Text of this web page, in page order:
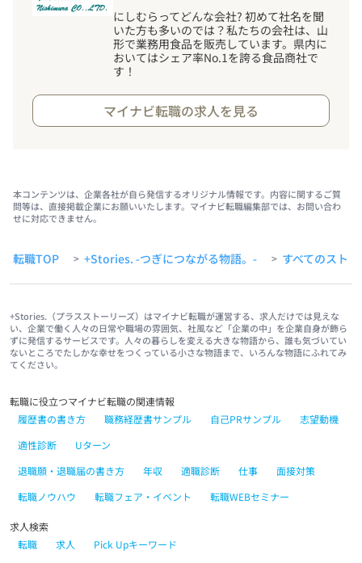
にしむらってどんな会社? 初めて社名を聞
いた方も多いのでは？私たちの会社は、山
形で業務用食品を販売しています。県内に
おいてはシェア率No.1を誇る食品商社で
す ！
マイナビ転職の求人を見る
本コンテンツは、企業各社が自ら発信するオリジナル情報です。内容に関するご質
問等は、直接掲載企業にお願いいたします。マイナビ転職編集部では、お問い合わ
せに対応できません。
転職TOP > +Stories. -つぎにつながる物語。- > すべてのスト
+Stories.（プラスストーリーズ）はマイナビ転職が運営する、求人だけでは見えな
い、企業で働く人々の日常や職場の雰囲気、社風など「企業の中」を企業自身が飾ら
ずに発信するサービスです。人々の暮らしを変える大きな物語から、誰も気づいてい
ないところでたしかな幸せをつくっている小さな物語まで、いろんな物語にふれてみ
てください。
転職に役立つマイナビ転職の関連情報
履歴書の書き方
職務経歴書サンプル 自己PRサンプル
志望動機
適性診断
Uターン
退職願・退職届の書き方
年収 適職診断 仕事
面接対策
転職ノウハウ
転職フェア・イベント 転職WEBセミナー
求人検索
転職
求人 Pick Upキーワード